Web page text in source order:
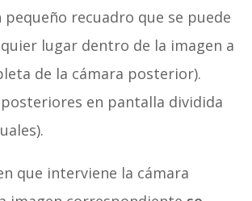
pequeño recuadro que se puede
lugar dentro de la imagen a
de la cámara posterior).
en pantalla dividida
que interviene la cámara